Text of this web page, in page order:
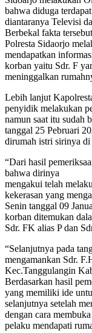
bahwa diduga
diantaranya Televisi
Berbekal fakta
Polresta Sidaorjo
mendapatkan
korban yaitu Sdr. F
meninggalkan
Lebih lanjut
penyidik melakukan
namun saat itu sudah
tanggal 25 Pebruari
dirumah istri sirinya
“Dari hasil
bahwa dirinya
mengakui telah
kekerasan yang
Senin tanggal 09
korban ditemukan
Sdr. FK alias P dan
“Selanjutnya pada
mengamankan Sdr.
Kec.Tanggulangin
Berdasarkan hasil
yang memiliki ide
selanjutnya setelah
dengan cara
pelaku mendapati